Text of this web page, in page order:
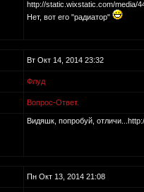
http://static.wixstatic.com/media/
Нет, вот его "радиатор"
Вт Окт 14, 2014 23:32
Флуд
Вопрос-Ответ.
Видяшк, попробуй,
Пн Окт 13, 2014 21:08